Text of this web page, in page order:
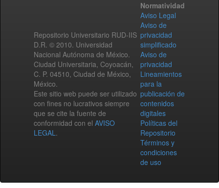
Repositorio Universitario RUD-IIS
D.R. © 2010. Universidad
Nacional Autónoma de México.
Ciudad Universitaria, Coyoacán,
C. P. 04510, Ciudad de México,
México.
Este sitio web puede ser utilizado
con fines no lucrativos siempre
que se cite la fuente de
conformidad con el AVISO
LEGAL.
Normatividad
Aviso Legal
Aviso de
privacidad
simplificado
Aviso de
privacidad
Lineamientos
para la
publicación de
contenidos
digitales
Políticas del
Repositorio
Términos y
condiciones
de uso